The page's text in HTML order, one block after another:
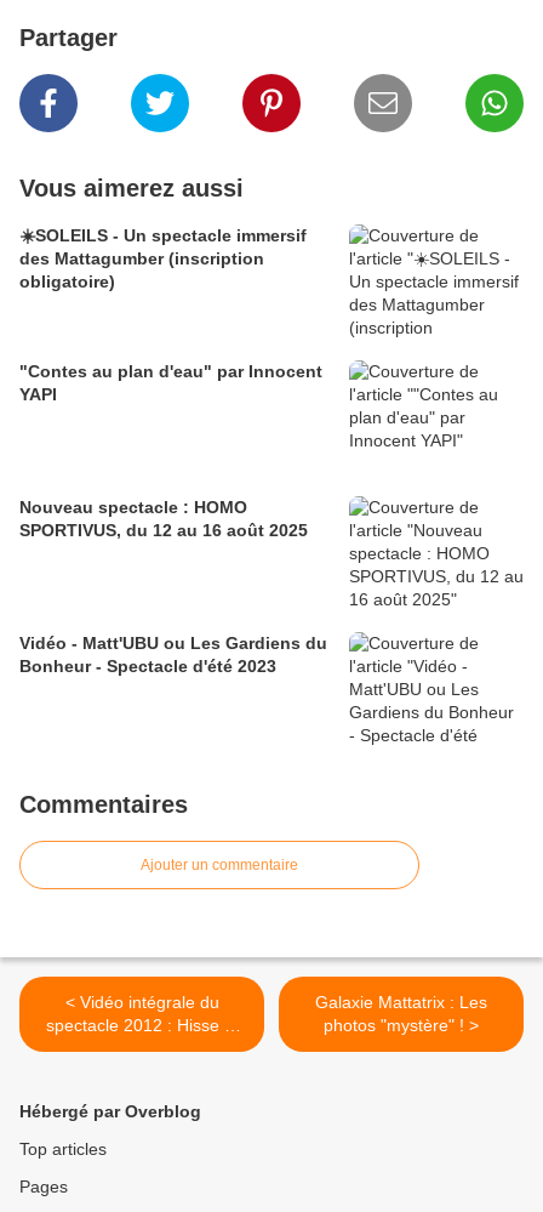
Partager
Vous aimerez aussi
☀️SOLEILS - Un spectacle immersif
des Mattagumber (inscription
obligatoire)
"Contes au plan d'eau" par Innocent
YAPI
Nouveau spectacle : HOMO
SPORTIVUS, du 12 au 16 août 2025
Vidéo - Matt'UBU ou Les Gardiens du
Bonheur - Spectacle d'été 2023
Commentaires
Ajouter un commentaire
< Vidéo intégrale du
spectacle 2012 : Hisse et
Ho !
Galaxie Mattatrix : Les
photos "mystère" ! >
Hébergé par Overblog
Top articles
Pages